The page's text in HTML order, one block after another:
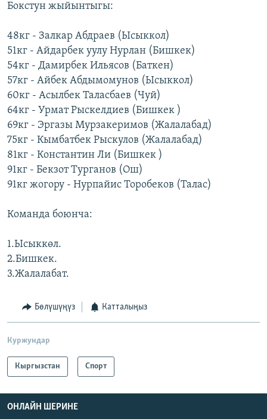
Бокстун жыйынтыгы:
48кг - Залкар Абдраев (Ысыккол)
51кг - Айдарбек уулу Нурлан (Бишкек)
54кг - Дамирбек Ильясов (Баткен)
57кг - Айбек Абдымомунов (Ысыккол)
60кг - Асылбек Таласбаев (Чуй)
64кг - Урмат Рыскелдиев (Бишкек )
69кг - Эргазы Мурзакеримов (Жалалабад)
75кг - Кымбатбек Рыскулов (Жалалабад)
81кг - Константин Ли (Бишкек )
91кг - Бекзот Турганов (Ош)
91кг жогору - Нурпайис Торобеков (Талас)
Команда боюнча:
1.Ысыккөл.
2.Бишкек.
3.Жалалабат.
Бөлүшүңүз Катталыңыз
Куржундар
Кыргызстан Спорт
ОНЛАЙН ШЕРИНЕ